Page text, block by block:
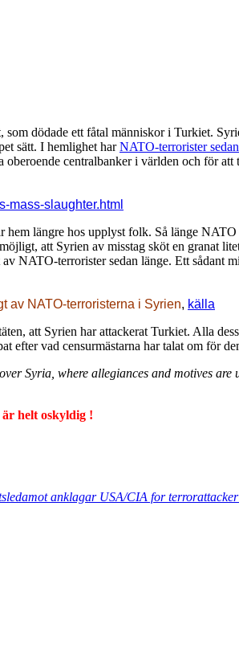
dödade ett fåtal människor i Turkiet.
sätt. I hemlighet harNATO-terrorister
centralbanker i världen och för
mass-slaughter.html
hem längre hos upplyst folk. Så länge
att Syrien av misstag sköt en granat
NATO-terrorister sedan länge. Ett
av NATO-terroristerna i Syrien, källa
att Syrien har attackerat Turkiet. Alla
vad censurmästarna har talat om för
Syria, where allegiances and motives
helt oskyldig !
anklagar USA/CIA for